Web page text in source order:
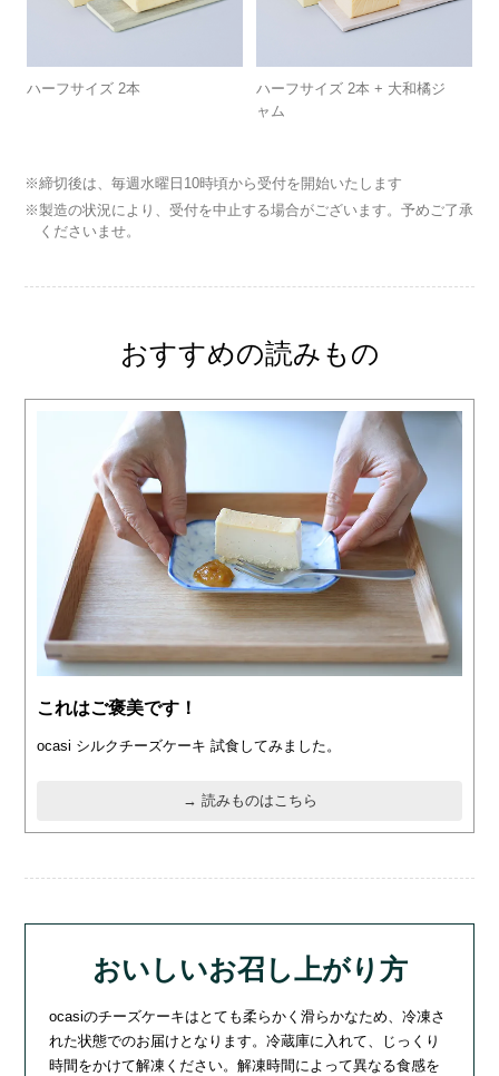
ハーフサイズ 2本
ハーフサイズ 2本 + 大和橘ジ
ャム
※締切後は、毎週水曜日10時頃から受付を開始いたします
※製造の状況により、受付を中止する場合がございます。予めご了承
くださいませ。
おすすめの読みもの
これはご褒美です！
ocasi シルクチーズケーキ 試食してみました。
→ 読みものはこちら
おいしいお召し上がり方
ocasiのチーズケーキはとても柔らかく滑らかなため、冷凍さ
れた状態でのお届けとなります。冷蔵庫に入れて、じっくり
時間をかけて解凍ください。解凍時間によって異なる食感を